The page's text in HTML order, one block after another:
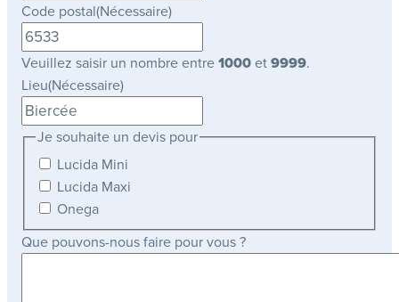
Code postal(Nécessaire)
Veuillez saisir un nombre entre1000et9999.
Lieu(Nécessaire)
Je souhaite un devis pour
Lucida Mini
Lucida Maxi
Onega
Que pouvons-nous faire pour vous ?